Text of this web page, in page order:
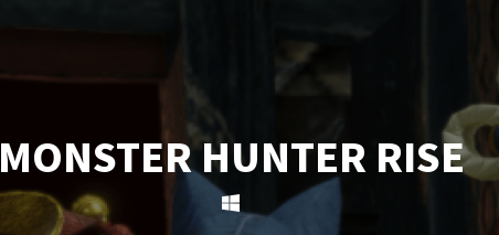
MONSTER HUNTER RISE